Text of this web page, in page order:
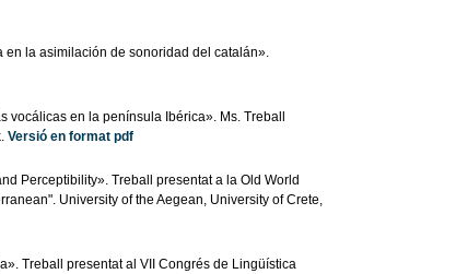
la asimilación de sonoridad del catalán».
vocálicas en la península Ibérica». Ms. Treball
Versió en format pdf
Perceptibility». Treball presentat a la Old World
University of the Aegean, University of Crete,
Treball presentat al VII Congrés de Lingüística